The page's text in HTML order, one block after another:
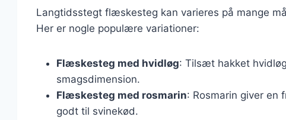
Langtidsstegt flæskesteg kan varieres på mange
Her er nogle populære variationer:
Flæskesteg med hvidløg: Tilsæt hakket
smagsdimension.
Flæskesteg med rosmarin: Rosmarin giver en
godt til svinekød.